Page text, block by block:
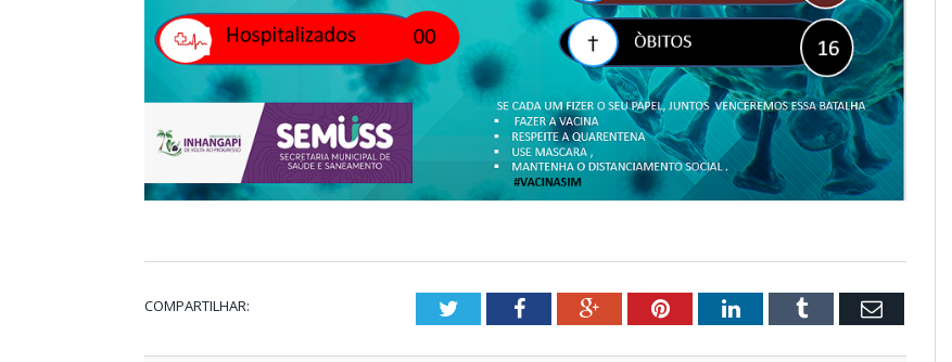
COMPARTILHAR: TwitterFacebookGoogle+PinterestLinkedInTumblr Email